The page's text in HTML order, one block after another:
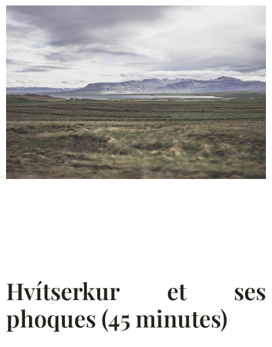
Hvítserkur et ses
phoques (45 minutes)